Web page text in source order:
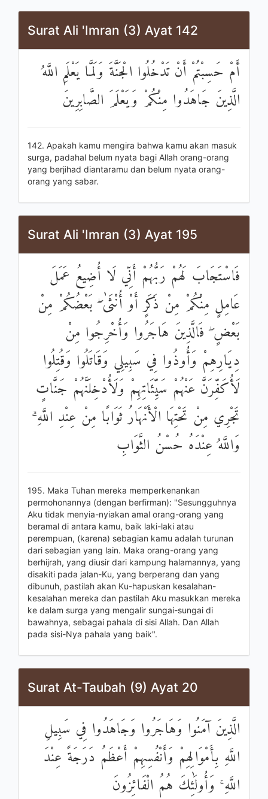
Surat Ali 'Imran (3) Ayat 142
أَمْ حَسِبْتُمْ أَنْ تَدْخُلُوا الْجَنَّةَ وَلَمَّا يَعْلَمِ اللَّهُ
الَّذِينَ جَاهَدُوا مِنْكُمْ وَيَعْلَمَ الصَّابِرِينَ
142. Apakah kamu mengira bahwa kamu akan masuk
surga, padahal belum nyata bagi Allah orang-orang
yang berjihad diantaramu dan belum nyata orang-
orang yang sabar.
Surat Ali 'Imran (3) Ayat 195
فَاسْتَجَابَ لَهُمْ رَبُّهُمْ أَنِّي لَا أُضِيعُ عَمَلَ
عَامِلٍ مِنْكُمْ مِنْ ذَكَرٍ أَوْ أُنْثَىٰ ۖ بَعْضُكُمْ مِنْ
بَعْضٍ ۖ فَالَّذِينَ هَاجَرُوا وَأُخْرِجُوا مِنْ
دِيَارِهِمْ وَأُوذُوا فِي سَبِيلِي وَقَاتَلُوا وَقُتِلُوا
لَأُكَفِّرَنَّ عَنْهُمْ سَيِّئَاتِهِمْ وَلَأُدْخِلَنَّهُمْ جَنَّاتٍ
تَجْرِي مِنْ تَحْتِهَا الْأَنْهَارُ ثَوَابًا مِنْ عِنْدِ اللَّهِ ۗ
وَاللَّهُ عِنْدَهُ حُسْنُ الثَّوَابِ
195. Maka Tuhan mereka memperkenankan
permohonannya (dengan berfirman): "Sesungguhnya
Aku tidak menyia-nyiakan amal orang-orang yang
beramal di antara kamu, baik laki-laki atau
perempuan, (karena) sebagian kamu adalah turunan
dari sebagian yang lain. Maka orang-orang yang
berhijrah, yang diusir dari kampung halamannya, yang
disakiti pada jalan-Ku, yang berperang dan yang
dibunuh, pastilah akan Ku-hapuskan kesalahan-
kesalahan mereka dan pastilah Aku masukkan mereka
ke dalam surga yang mengalir sungai-sungai di
bawahnya, sebagai pahala di sisi Allah. Dan Allah
pada sisi-Nya pahala yang baik".
Surat At-Taubah (9) Ayat 20
الَّذِينَ آمَنُوا وَهَاجَرُوا وَجَاهَدُوا فِي سَبِيلِ
اللَّهِ بِأَمْوَالِهِمْ وَأَنْفُسِهِمْ أَعْظَمُ دَرَجَةً عِنْدَ
اللَّهِ ۚ وَأُولَٰئِكَ هُمُ الْفَائِزُونَ